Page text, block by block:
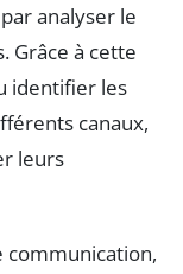
analyser le
Grâce à cette
identifier les
canaux,
leurs
communication,